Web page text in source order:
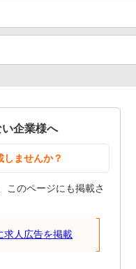
企業様へ
しませんか？
このページにも掲載さ
求人広告を掲載